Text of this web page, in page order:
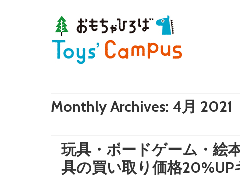
Monthly Archives: 4月 2021
玩具・ボードゲーム・絵
具の買い取り価格20%UP